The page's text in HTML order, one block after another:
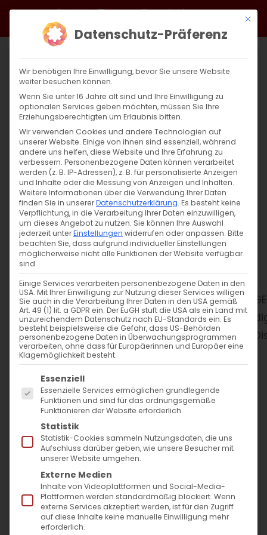
Zum
springen
SoundCloud
Zurück Vor
JUGENDBEGEGNUNG: „Brücken der
Verständigung“ – Workshops, Diskussion
und Party
20. Oktober 2024
WANN
20. Oktober 2024
16:00 - 21:30
ZUM KALENDER HINZUFÜGEN
ICS herunterladen
Google Kalender
iCalendarOffice 365Outlook Live
WO
Evang. Lutherkirche Bad
Cannstatt
Martin-Luther-Straße 54,
Stuttgart
Mit
Datenschutz-Präferenz
Wir benötigen Ihre Einwilligung, bevor Sie unsere Website
weiter besuchen können.
Wenn Sie unter 16 Jahre alt sind und Ihre Einwilligung zu
optionalen Services geben möchten, müssen Sie Ihre
Erziehungsberechtigten um Erlaubnis bitten.
Wir verwenden Cookies und andere Technologien auf
unserer Website. Einige von ihnen sind essenziell, während
andere uns helfen, diese Website und Ihre Erfahrung zu
verbessern. Personenbezogene Daten können verarbeitet
werden (z. B. IP-Adressen), z. B. für personalisierte Anzeigen
und Inhalte oder die Messung von Anzeigen und Inhalten.
Weitere Informationen über die Verwendung Ihrer Daten
finden Sie in unsererDatenschutzerklärung. Es besteht keine
Verpflichtung, in die Verarbeitung Ihrer Daten einzuwilligen,
um dieses Angebot zu nutzen. Sie können Ihre Auswahl
jederzeit unterEinstellungen widerrufen oder anpassen. Bitte
beachten Sie, dass aufgrund individueller Einstellungen
möglicherweise nicht alle Funktionen der Website verfügbar
sind.
Einige Services verarbeiten personenbezogene Daten in den
USA. Mit Ihrer Einwilligung zur Nutzung dieser Services willigen
Sie auch in die Verarbeitung Ihrer Daten in den USA gemäß
Art. 49 (1) lit. a GDPR ein. Der EuGH stuft die USA als ein Land mit
unzureichendem Datenschutz nach EU-Standards ein. Es
besteht beispielsweise die Gefahr, dass US-Behörden
personenbezogene Daten in Überwachungsprogrammen
verarbeiten, ohne dass für Europäerinnen und Europäer eine
Klagemöglichkeit besteht.
Es folgt eine Liste der Service-Gruppen, für
Essenziell
Essenzielle Services ermöglichen grundlegende
Funktionen und sind für das ordnungsgemäße
Funktionieren der Website erforderlich.
Statistik
Statistik-Cookies sammeln Nutzungsdaten, die uns
Aufschluss darüber geben, wie unsere Besucher mit
unserer Website umgehen.
Externe Medien
Inhalte von Videoplattformen und Social-Media-
Plattformen werden standardmäßig blockiert. Wenn
externe Services akzeptiert werden, ist für den Zugriff
auf diese Inhalte keine manuelle Einwilligung mehr
erforderlich.